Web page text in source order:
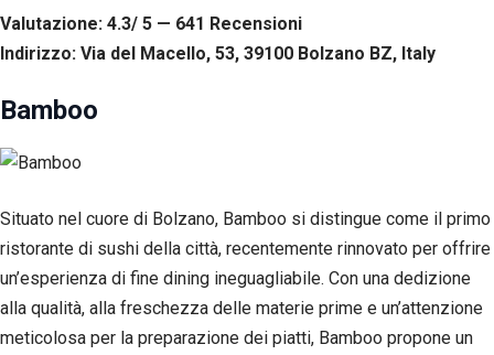
Valutazione: 4.3/ 5 — 641 Recensioni
Indirizzo: Via del Macello, 53, 39100 Bolzano BZ, Italy
Bamboo
Situato nel cuore di Bolzano, Bamboo si distingue come il primo
ristorante di sushi della città, recentemente rinnovato per offrire
un’esperienza di fine dining ineguagliabile. Con una dedizione
alla qualità, alla freschezza delle materie prime e un’attenzione
meticolosa per la preparazione dei piatti, Bamboo propone un